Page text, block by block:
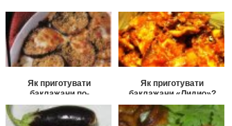
Як приготувати
баклажани по-
гуцульськи?
Як приготувати
баклажани «Лидио»?